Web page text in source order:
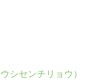
シセンチリョウ）